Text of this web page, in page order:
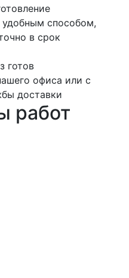
удобным способом,
в срок
готов
офиса или с
доставки
работ